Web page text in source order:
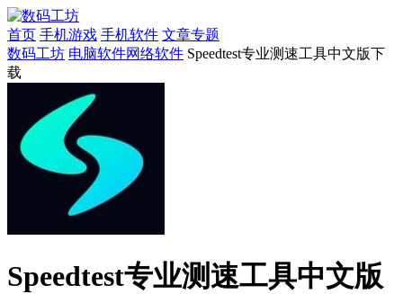
首页 手机游戏 手机软件 文章专题
数码工坊 电脑软件网络软件 Speedtest专业测速工具中文版下
载
Speedtest专业测速工具中文版